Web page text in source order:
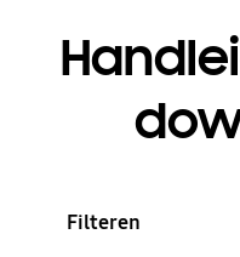
Filteren